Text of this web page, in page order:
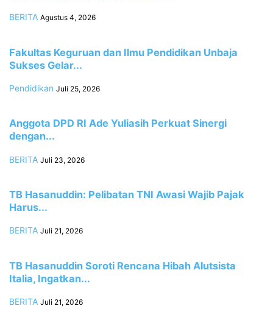
BERITA Agustus 4, 2026
Fakultas Keguruan dan Ilmu Pendidikan Unbaja
Sukses Gelar...
Pendidikan Juli 25, 2026
Anggota DPD RI Ade Yuliasih Perkuat Sinergi
dengan...
BERITA Juli 23, 2026
TB Hasanuddin: Pelibatan TNI Awasi Wajib Pajak
Harus...
BERITA Juli 21, 2026
TB Hasanuddin Soroti Rencana Hibah Alutsista
Italia, Ingatkan...
BERITA Juli 21, 2026